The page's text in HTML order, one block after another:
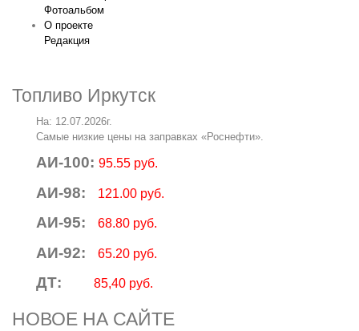
Фотоальбом
О проекте
Редакция
Топливо Иркутск
На: 12.07.2026г.
Самые низкие цены на заправках «Роснефти».
АИ-100: 95.55 руб.
АИ-98: 121.00 руб.
АИ-95: 68.80 руб.
АИ-92: 65.20 руб.
ДТ: 85,40 руб.
НОВОЕ НА САЙТЕ